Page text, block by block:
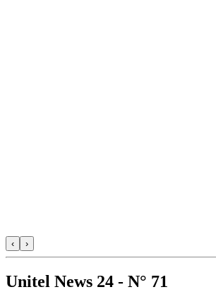
‹ ›
Unitel News 24 - N° 71